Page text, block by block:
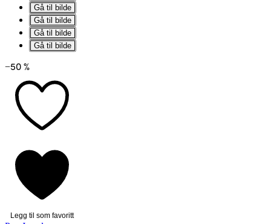
Gå til bilde
Gå til bilde
Gå til bilde
Gå til bilde
−50 %
Legg til som favoritt